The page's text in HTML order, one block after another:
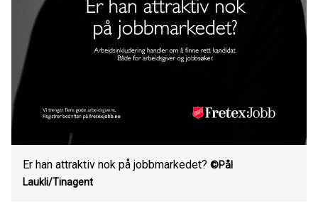
Er han attraktiv nok på jobbmarkedet? ©Pål
Laukli/Tinagent